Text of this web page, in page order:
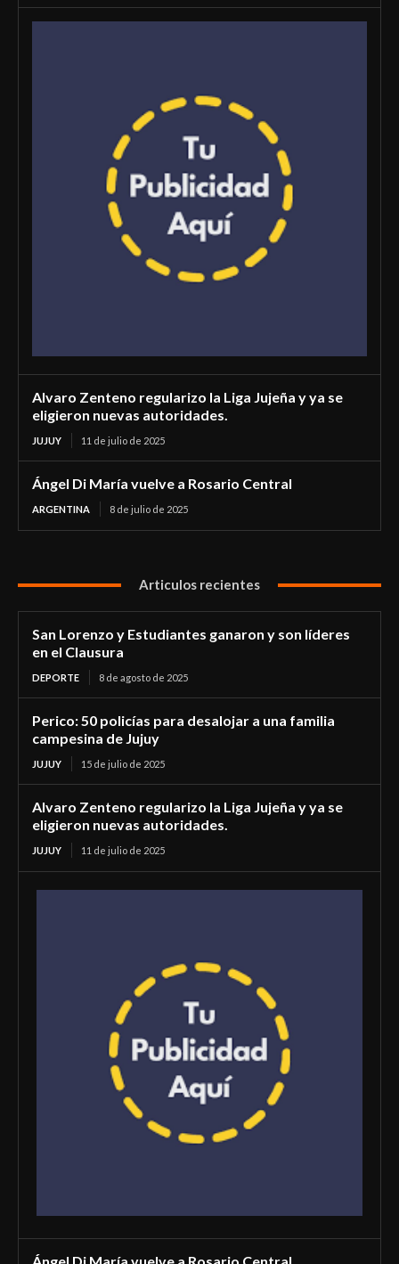
Alvaro Zenteno regularizo la Liga Jujeña y ya se
eligieron nuevas autoridades.
JUJUY 11 de julio de 2025
Ángel Di María vuelve a Rosario Central
ARGENTINA 8 de julio de 2025
Articulos recientes
San Lorenzo y Estudiantes ganaron y son líderes
en el Clausura
DEPORTE 8 de agosto de 2025
Perico: 50 policías para desalojar a una familia
campesina de Jujuy
JUJUY 15 de julio de 2025
Alvaro Zenteno regularizo la Liga Jujeña y ya se
eligieron nuevas autoridades.
JUJUY 11 de julio de 2025